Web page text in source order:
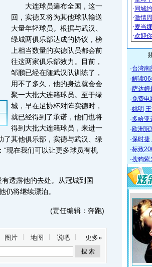
大连球员遍布全国，这一
回，实德又将为其他球队输送
大量年轻球员。根据与武汉、
绿城两俱乐部达成的协议，榜
上相当数量的实德队员都会前
往这两家俱乐部效力。目前，
邹鹏已经在随武汉队训练了，
用不了多久，他的身边就会会
聚一大批大连籍球员。至于绿
城，早在足协杯对阵实德时，
就已经得到了承诺，他们也将
得到大批大连籍球员，来进一
了其他俱乐部，实德与武汉、绿
现在我们可以让更多球员有机
透露他的去处。从冠城到国
仍将继续漂泊。
(责任编辑：奔跑)
图片 地图 说吧 更多»
·台湾南
·解读
·萨达姆
·免费电
·姚明
·多哈亚
·欧洲冠
·保时捷
·标致
·搜狗紫